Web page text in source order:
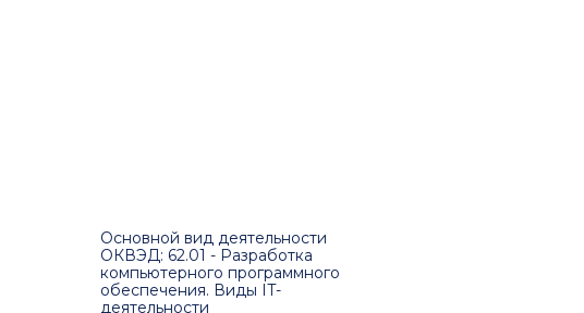
Основной вид деятельности
ОКВЭД: 62.01 - Разработка
компьютерного программного
обеспечения. Виды IT-
деятельности